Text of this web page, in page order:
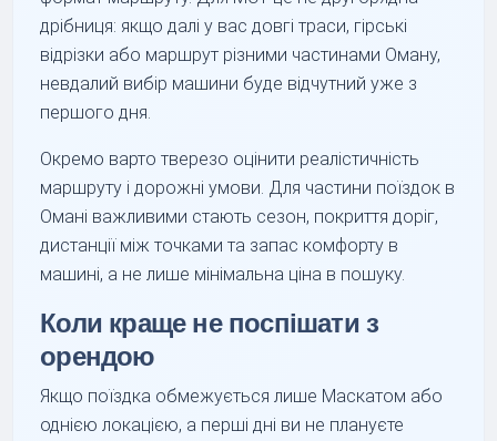
дрібниця: якщо далі у вас довгі траси, гірські
відрізки або маршрут різними частинами Оману,
невдалий вибір машини буде відчутний уже з
першого дня.
Окремо варто тверезо оцінити реалістичність
маршруту і дорожні умови. Для частини поїздок в
Омані важливими стають сезон, покриття доріг,
дистанції між точками та запас комфорту в
машині, а не лише мінімальна ціна в пошуку.
Коли краще не поспішати з
орендою
Якщо поїздка обмежується лише Маскатом або
однією локацією, а перші дні ви не плануєте